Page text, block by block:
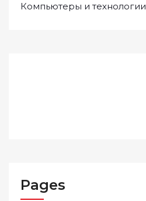
Компьютеры и технологии
Pages